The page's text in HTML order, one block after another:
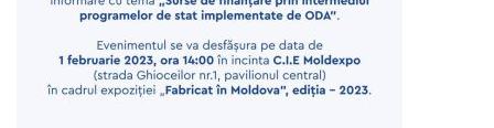
subordonate
Grădinița